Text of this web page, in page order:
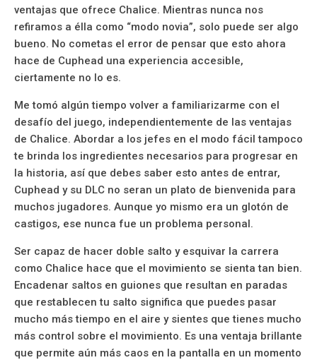
ventajas que ofrece Chalice. Mientras nunca nos
refiramos a élla como “modo novia”, solo puede ser algo
bueno. No cometas el error de pensar que esto ahora
hace de Cuphead una experiencia accesible,
ciertamente no lo es.
Me tomó algún tiempo volver a familiarizarme con el
desafío del juego, independientemente de las ventajas
de Chalice. Abordar a los jefes en el modo fácil tampoco
te brinda los ingredientes necesarios para progresar en
la historia, así que debes saber esto antes de entrar,
Cuphead y su DLC no seran un plato de bienvenida para
muchos jugadores. Aunque yo mismo era un glotón de
castigos, ese nunca fue un problema personal.
Ser capaz de hacer doble salto y esquivar la carrera
como Chalice hace que el movimiento se sienta tan bien.
Encadenar saltos en guiones que resultan en paradas
que restablecen tu salto significa que puedes pasar
mucho más tiempo en el aire y sientes que tienes mucho
más control sobre el movimiento. Es una ventaja brillante
que permite aún más caos en la pantalla en un momento